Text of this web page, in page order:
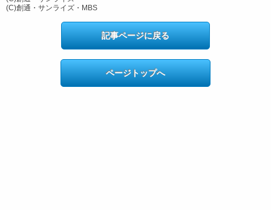
(C)創通・サンライズ・MBS
記事ページに戻る
ページトップへ